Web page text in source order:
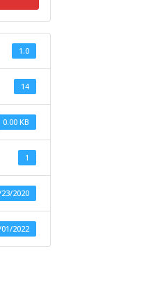
1.0
14
0.00 KB
1
2020
2022